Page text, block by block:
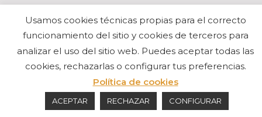
Usamos cookies técnicas propias para el correcto
funcionamiento del sitio y cookies de terceros para
analizar el uso del sitio web. Puedes aceptar todas las
cookies, rechazarlas o configurar tus preferencias.
Política de cookies
ACEPTAR RECHAZAR CONFIGURAR